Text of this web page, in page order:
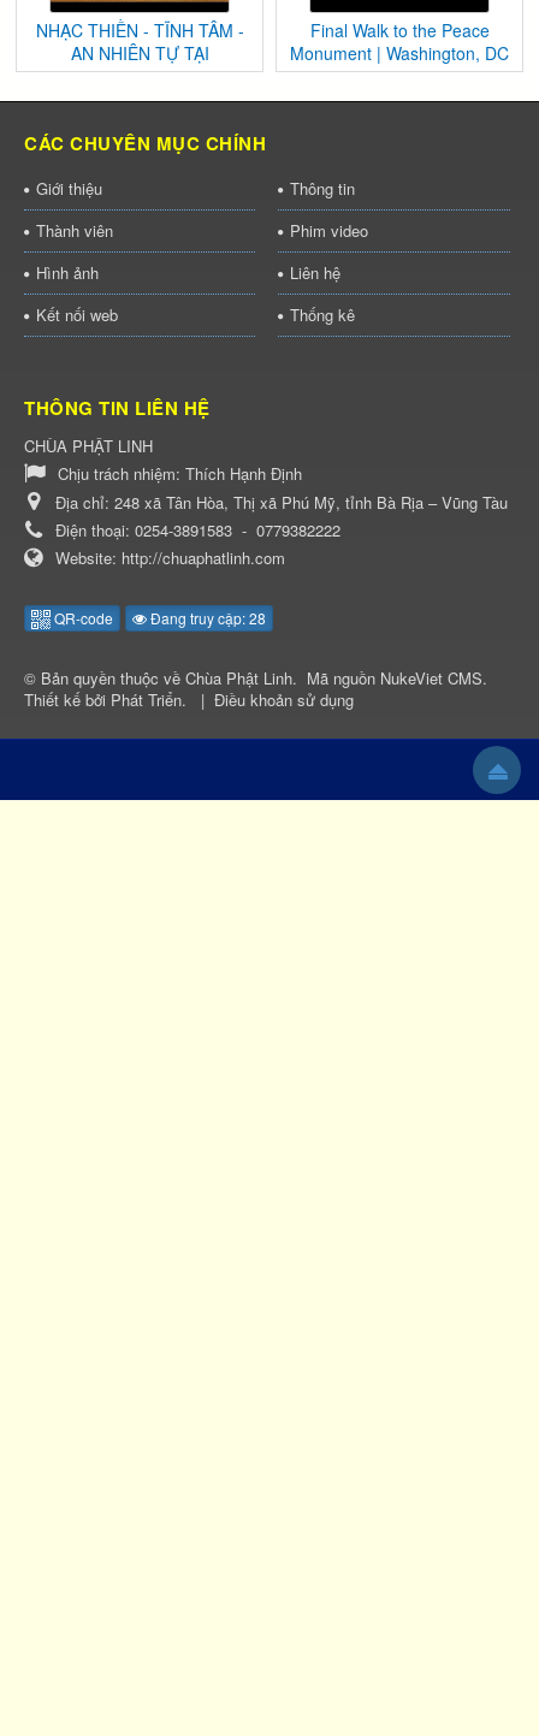
NHẠC THIỀN - TĨNH TÂM -
AN NHIÊN TỰ TẠI
Final Walk to the Peace
Monument | Washington, DC
CÁC CHUYÊN MỤC CHÍNH
Giới thiệu
Thông tin
Thành viên
Phim video
Hình ảnh
Liên hệ
Kết nối web
Thống kê
THÔNG TIN LIÊN HỆ
CHÙA PHẬT LINH
Chịu trách nhiệm: Thích Hạnh Định
Địa chỉ: 248 xã Tân Hòa, Thị xã Phú Mỹ, tỉnh Bà Rịa – Vũng Tàu
Điện thoại: 0254-3891583 - 0779382222
Website: http://chuaphatlinh.com
QR-code Đang truy cập: 28
© Bản quyền thuộc về Chùa Phật Linh. Mã nguồn NukeViet CMS.
Thiết kế bởi Phát Triển. | Điều khoản sử dụng